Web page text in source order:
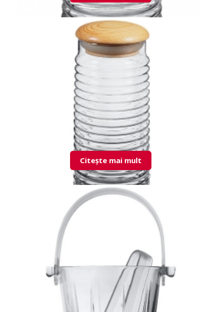
43173 Babylon doza cu capac
43183 Babylon doza cu capac
Citește mai mult